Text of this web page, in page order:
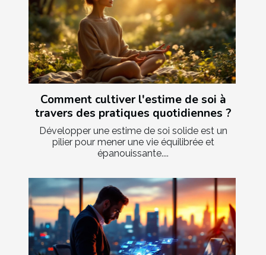
Comment cultiver l'estime de soi à
travers des pratiques quotidiennes ?
Développer une estime de soi solide est un
pilier pour mener une vie équilibrée et
épanouissante....